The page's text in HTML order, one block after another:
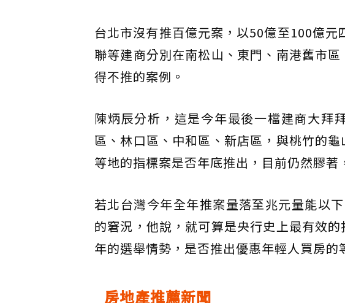
台北市沒有推百億元案，以50億至100億
聯等建商分別在南松山、東門、南港舊市
得不推的案例。
陳炳辰分析，這是今年最後一檔建商大拜
區、林口區、中和區、新店區，與桃竹的
等地的指標案是否年底推出，目前仍然膠
若北台灣今年全年推案量落至兆元量能以
的窘況，他說，就可算是央行史上最有效
年的選舉情勢，是否推出優惠年輕人買房的
房地產推薦新聞